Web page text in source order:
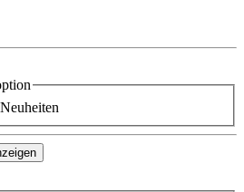
Neuheiten